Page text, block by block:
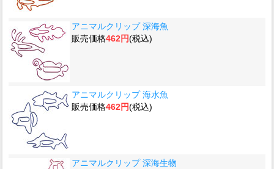
アニマルクリップ 深海魚
販売価格462円(税込)
アニマルクリップ 海水魚
販売価格462円(税込)
アニマルクリップ 深海生物